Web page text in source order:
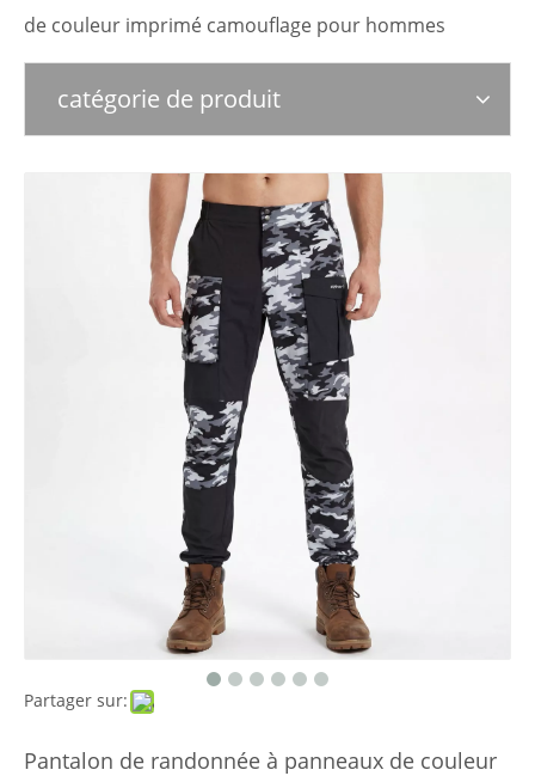
Magasin
de couleur imprimé camouflage pour hommes
catégorie de produit
Partager sur:
Pantalon de randonnée à panneaux de couleur